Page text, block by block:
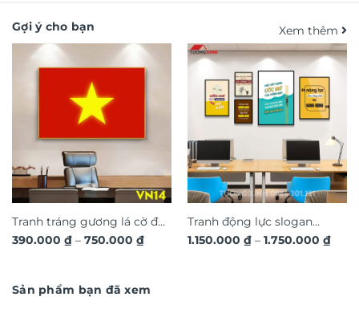
Gợi ý cho bạn Xem thêm
Tranh tráng gương lá cờ đỏ
sao vàng Việt Nam VN14
390.000 ₫ – 750.000 ₫Khoảng
750.000 ₫
Tranh động lực slogan
truyền cảm hứng trang trí
1.150.000 ₫ – 1.750.000 ₫
Sản phẩm bạn đã xem